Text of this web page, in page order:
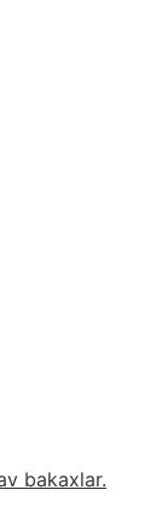
bakaxlar.